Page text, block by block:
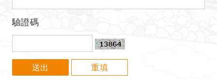
驗證碼
送出 重填